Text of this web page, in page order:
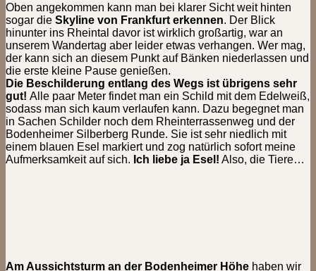
Oben angekommen kann man bei klarer Sicht weit hinten
sogar die Skyline von Frankfurt erkennen. Der Blick
hinunter ins Rheintal davor ist wirklich großartig, war an
unserem Wandertag aber leider etwas verhangen. Wer mag,
der kann sich an diesem Punkt auf Bänken niederlassen und
die erste kleine Pause genießen.
Die Beschilderung entlang des Wegs ist übrigens sehr
gut! Alle paar Meter findet man ein Schild mit dem Edelweiß,
sodass man sich kaum verlaufen kann. Dazu begegnet man
in Sachen Schilder noch dem Rheinterrassenweg und der
Bodenheimer Silberberg Runde. Sie ist sehr niedlich mit
einem blauen Esel markiert und zog natürlich sofort meine
Aufmerksamkeit auf sich. Ich liebe ja Esel! Also, die Tiere…
Am Aussichtsturm an der Bodenheimer Höhe haben wir